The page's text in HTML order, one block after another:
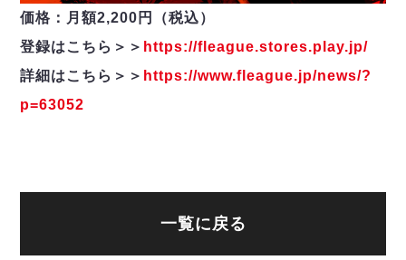
価格：月額2,200円（税込）
登録はこちら＞＞ https://fleague.stores.play.jp/
詳細はこちら＞＞ https://www.fleague.jp/news/?
p=63052
一覧に戻る